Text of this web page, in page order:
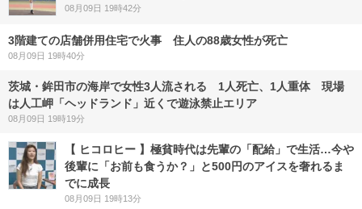
08月09日 19時42分
3階建ての店舗併用住宅で火事 住人の88歳女性が死亡
08月09日 19時40分
茨城・鉾田市の海岸で女性3人流される 1人死亡、1人重体 現場
は人工岬「ヘッドランド」近くで遊泳禁止エリア
08月09日 19時19分
【 ヒコロヒー 】極貧時代は先輩の「配給」で生活…今や
後輩に「お前も食うか？」と500円のアイスを奢れるま
でに成長
08月09日 19時13分